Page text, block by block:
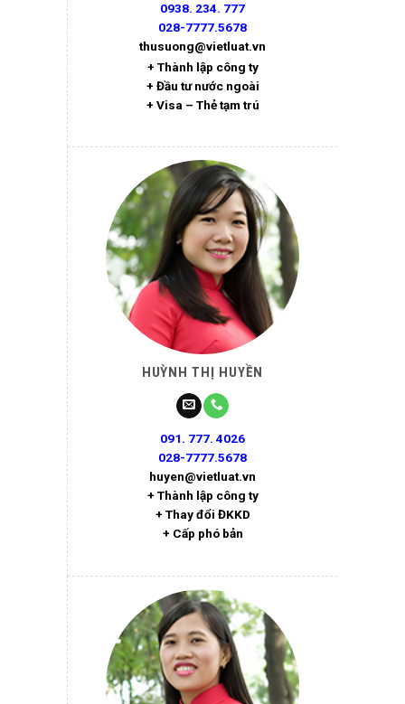
0938. 234. 777
028-7777.5678
thusuong@vietluat.vn
+ Thành lập công ty
+ Đầu tư nước ngoài
+ Visa – Thẻ tạm trú
HUỲNH THỊ HUYỀN
091. 777. 4026
028-7777.5678
huyen@vietluat.vn
+ Thành lập công ty
+ Thay đổi ĐKKD
+ Cấp phó bản